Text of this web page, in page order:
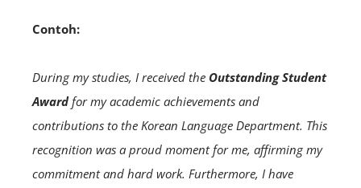
Contoh:
During my studies, I received the Outstanding Student
Awardfor my academic achievements and
contributions to the Korean Language Department. This
recognition was a proud moment for me, affirming my
commitment and hard work. Furthermore, I have